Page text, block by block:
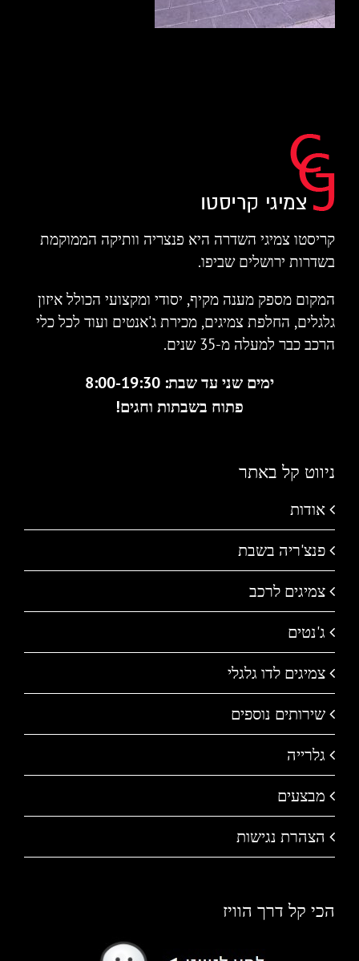
קריסטו צמיגי השדרה היא פנצריה וותיקה הממוקמת
בשדרות ירושלים שביפו.
המקום מספק מענה מקיף, יסודי ומקצועי הכולל איזון
גלגלים, החלפת צמיגים, מכירת ג'אנטים ועוד לכל כלי
הרכב כבר למעלה מ-35 שנים.
ימים שני עד שבת: 8:00-19:30
פתוח בשבתות וחגים!
ניווט קל באתר
אודות
פנצ'ריה בשבת
צמיגים לרכב
ג'נטים
צמיגים לדו גלגלי
שירותים נוספים
גלרייה
מבצעים
הצהרת נגישות
הכי קל דרך הוויז